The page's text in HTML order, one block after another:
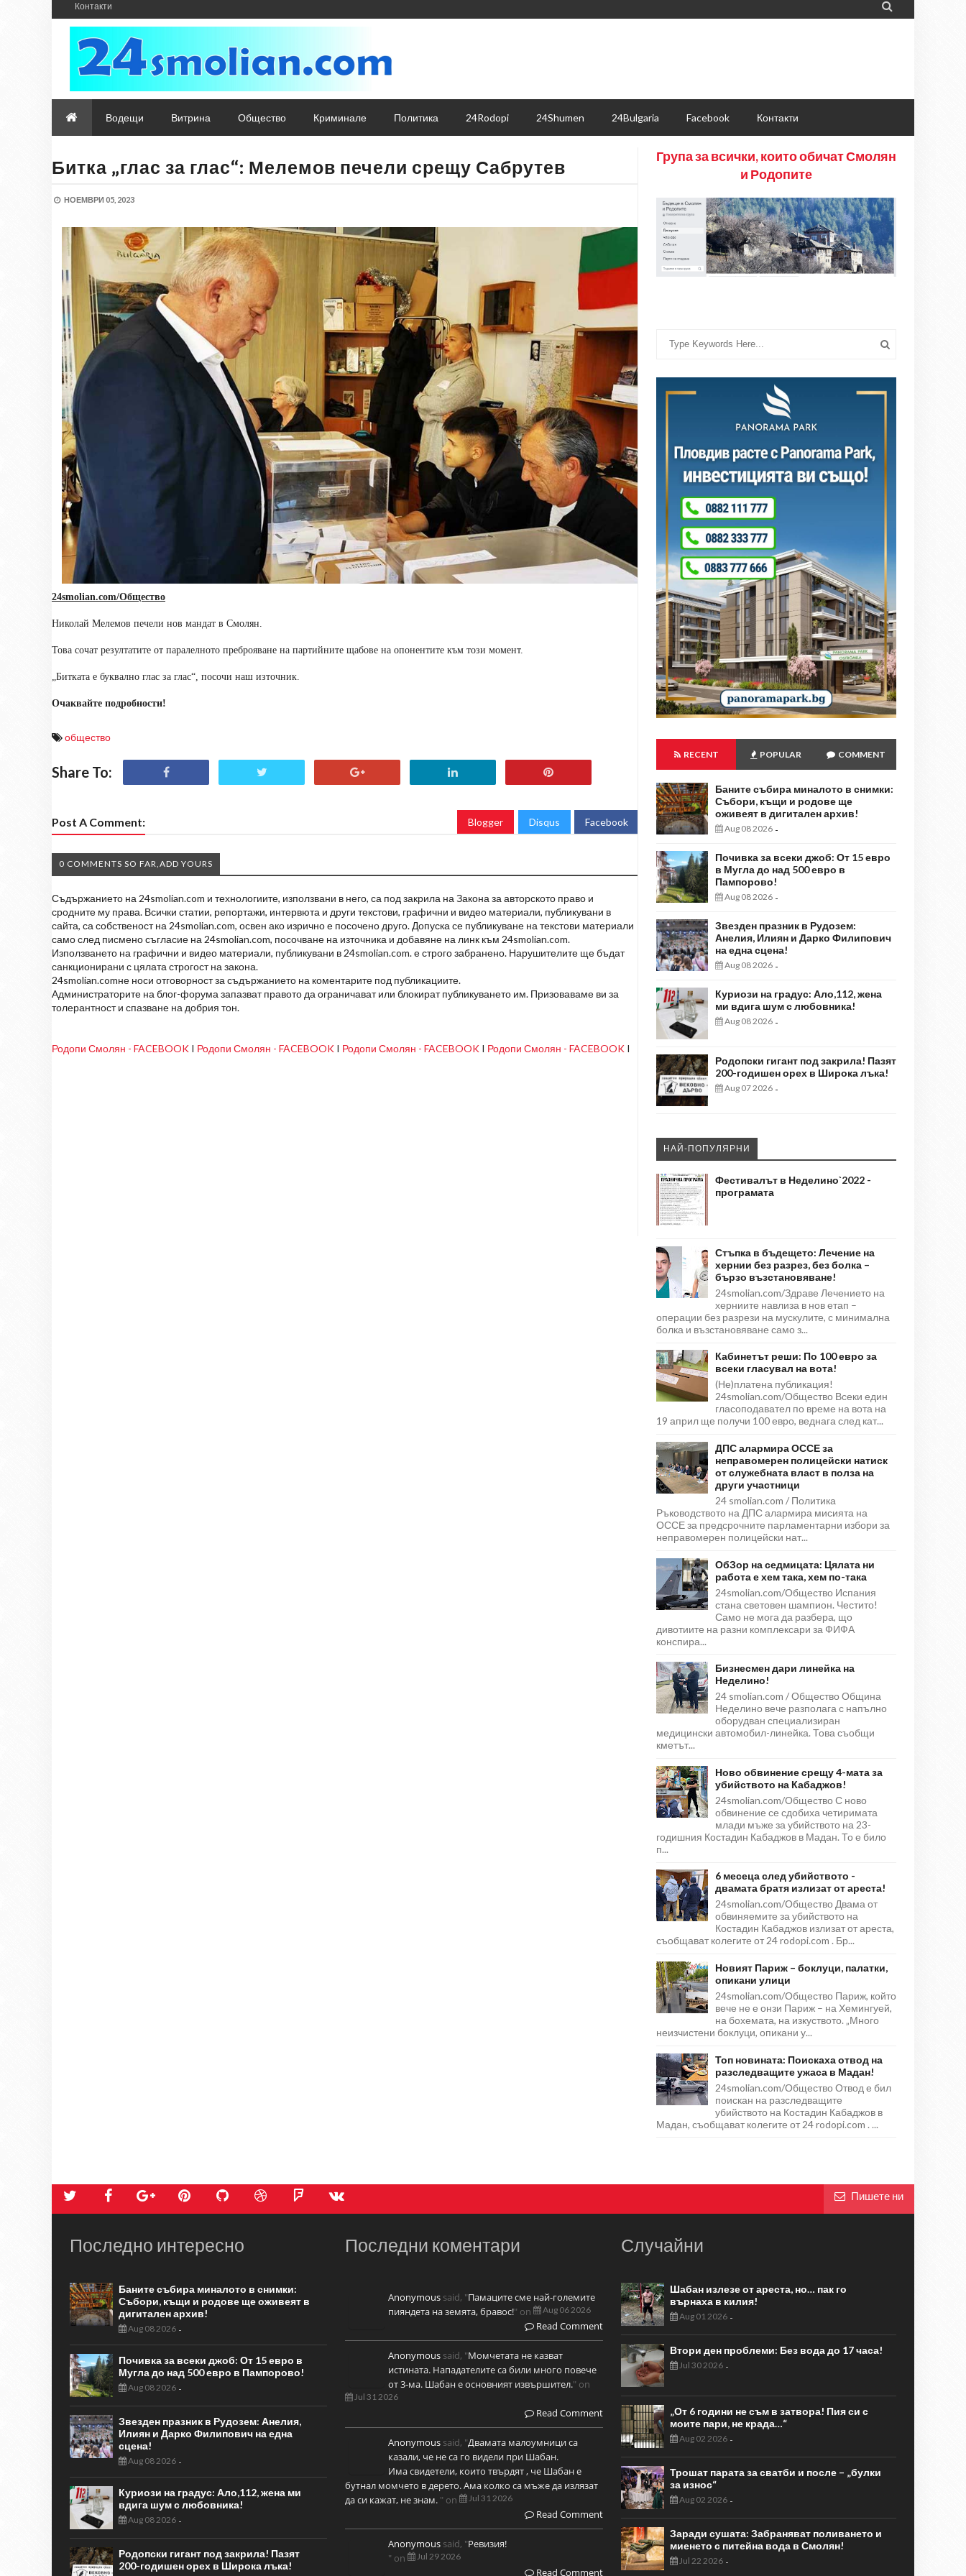
Контакти 
Водещи Витрина Общество Криминале Политика 24Rodopi 24Shumen 24Bulgaria Facebook Контакти
Битка „глас за глас“: Мелемов печели срещу Сабрутев
НОЕМВРИ 05, 2023
24smolian.com/Общество
Николай Мелемов печели нов мандат в Смолян.
Това сочат резултатите от паралелното преброяване на партийните щабове на опонентите към този момент.
„Битката е буквално глас за глас“, посочи наш източник.
Очаквайте подробности!
общество
Share To:
Post A Comment: Blogger Disqus Facebook
0 COMMENTS SO FAR,ADD YOURS
Съдържанието на 24smolian.com и технологиите, използвани в него, са под закрила на Закона за авторското право и
сродните му права. Всички статии, репортажи, интервюта и други текстови, графични и видео материали, публикувани в
сайта, са собственост на 24smolian.com, освен ако изрично е посочено друго. Допуска се публикуване на текстови материали
само след писмено съгласие на 24smolian.com, посочване на източника и добавяне на линк към 24smolian.com.
Използването на графични и видео материали, публикувани в 24smolian.com. е строго забранено. Нарушителите ще бъдат
санкционирани с цялата строгост на закона.
24smolian.comне носи отговорност за съдържанието на коментарите под публикациите.
Администраторите на блог-форума запазват правото да ограничават или блокират публикуването им. Призоваваме ви за
толерантност и спазване на добрия тон.
Родопи Смолян - FACEBOOK I Родопи Смолян - FACEBOOK I Родопи Смолян - FACEBOOK I Родопи Смолян - FACEBOOK I
Група за всички, които обичат Смолян
и Родопите
RECENT POPULAR COMMENT
Баните събира миналото в снимки:
Събори, къщи и родове ще
оживеят в дигитален архив!
Aug 08 2026 -
Почивка за всеки джоб: От 15 евро
в Мугла до над 500 евро в
Пампорово!
Aug 08 2026 -
Звезден празник в Рудозем:
Анелия, Илиян и Дарко Филипович
на една сцена!
Aug 08 2026 -
Куриози на градус: Ало,112, жена
ми вдига шум с любовника!
Aug 08 2026 -
Родопски гигант под закрила! Пазят
200-годишен орех в Широка лъка!
Aug 07 2026 -
НАЙ-ПОПУЛЯРНИ
Фестивалът в Неделино`2022 -
програмата
Стъпка в бъдещето: Лечение на
хернии без разрез, без болка –
бързо възстановяване!
24smolian.com/Здраве Лечението на
херниите навлиза в нов етап –
операции без разрези на мускулите, с минимална
болка и възстановяване само з...
Кабинетът реши: По 100 евро за
всеки гласувал на вота!
(Не)платена публикация!
24smolian.com/Общество Всеки един
гласоподавател по време на вота на
19 април ще получи 100 евро, веднага след кат...
ДПС алармира ОССЕ за
неправомерен полицейски натиск
от служебната власт в полза на
други участници
24 smolian.com / Политика
Ръководството на ДПС алармира мисията на
ОССЕ за предсрочните парламентарни избори за
неправомерен полицейски нат...
ОбЗор на седмицата: Цялата ни
работа е хем така, хем по-така
24smolian.com/Общество Испания
стана световен шампион. Честито!
Само не мога да разбера, що
дивотиите на разни комплексари за ФИФА
конспира...
Бизнесмен дари линейка на
Неделино!
24 smolian.com / Общество Община
Неделино вече разполага с напълно
оборудван специализиран
медицински автомобил-линейка. Това съобщи
кметът...
Ново обвинение срещу 4-мата за
убийството на Кабаджов!
24smolian.com/Общество С ново
обвинение се сдобиха четиримата
млади мъже за убийството на 23-
годишния Костадин Кабаджов в Мадан. То е било
п...
6 месеца след убийството -
двамата братя излизат от ареста!
24smolian.com/Общество Двама от
обвиняемите за убийството на
Костадин Кабаджов излизат от ареста,
съобщават колегите от 24 rodopi.com . Бр...
Новият Париж – боклуци, палатки,
опикани улици
24smolian.com/Общество Париж, който
вече не е онзи Париж – на Хемингуей,
на бохемата, на изкуството. „Много
неизчистени боклуци, опикани у...
Топ новината: Поискаха отвод на
разследващите ужаса в Мадан!
24smolian.com/Общество Отвод е бил
поискан на разследващите
убийството на Костадин Кабаджов в
Мадан, съобщават колегите от 24 rodopi.com . ...
Пишете ни
Последно интересно
Баните събира миналото в снимки:
Събори, къщи и родове ще оживеят в
дигитален архив!
Aug 08 2026 -
Почивка за всеки джоб: От 15 евро в
Мугла до над 500 евро в Пампорово!
Aug 08 2026 -
Звезден празник в Рудозем: Анелия,
Илиян и Дарко Филипович на една
сцена!
Aug 08 2026 -
Куриози на градус: Ало,112, жена ми
вдига шум с любовника!
Aug 08 2026 -
Родопски гигант под закрила! Пазят
200-годишен орех в Широка лъка!
Последни коментари
Anonymous said, "Памаците сме най-големите
пияндета на земята, бравос!" on Aug 06 2026
Read Comment
Anonymous said, "Момчетата не казват
истината. Нападателите са били много повече
от 3-ма. Шабан е основният извършител." on
Jul 31 2026
Read Comment
Anonymous said, "Двамата малоумници са
казали, че не са го видели при Шабан.
Има свидетели, които твърдят , че Шабан е
бутнал момчето в дерето. Ама колко са мъже да излязат
да си кажат, не знам. " on Jul 31 2026
Read Comment
Anonymous said, "Ревизия!
" on
Jul 29 2026
Read Comment
Случайни
Шабан излезе от ареста, но… пак го
върнаха в килия!
Aug 01 2026-
Втори ден проблеми: Без вода до 17 часа!
Jul 30 2026-
„От 6 години не съм в затвора! Пия си с
моите пари, не крада…“
Aug 02 2026-
Трошат парата за сватби и после – „булки
за износ“
Aug 02 2026-
Заради сушата: Забраняват поливането и
миенето с питейна вода в Смолян!
Jul 22 2026-